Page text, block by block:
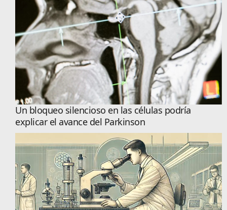
Un bloqueo silencioso en las células podría
explicar el avance del Parkinson